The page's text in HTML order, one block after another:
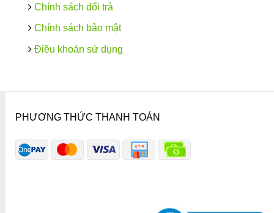
Chính sách đổi trả
Chính sách bảo mật
Điều khoản sử dụng
PHƯƠNG THỨC THANH TOÁN